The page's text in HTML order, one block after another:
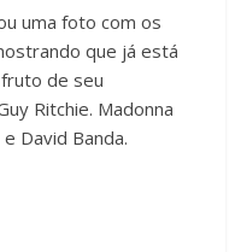
uma foto com os
que já está
de seu
Ritchie. Madonna
David Banda.